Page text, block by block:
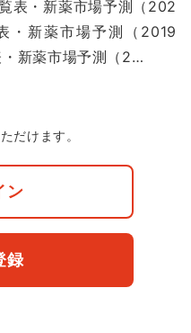
表・新薬市場予測（202
新薬市場予測（2019
新薬市場予測（2…
だけます。
ン
録